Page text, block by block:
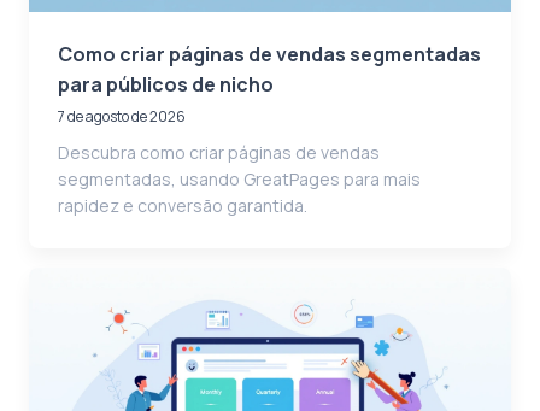
Como criar páginas de vendas segmentadas
para públicos de nicho
7 de agosto de 2026
Descubra como criar páginas de vendas
segmentadas, usando GreatPages para mais
rapidez e conversão garantida.